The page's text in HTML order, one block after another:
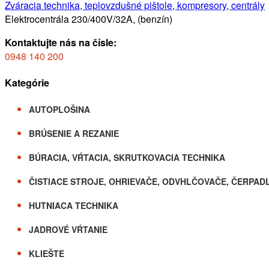
Zváracia technika, teplovzdušné pištole, kompresory, centrály
Elektrocentrála 230/400V/32A, (benzín)
Kontaktujte nás na čísle:
0948 140 200
Kategórie
AUTOPLOŠINA
BRÚSENIE A REZANIE
BÚRACIA, VŔTACIA, SKRUTKOVACIA TECHNIKA
ČISTIACE STROJE, OHRIEVAČE, ODVHLČOVAČE,
HUTNIACA TECHNIKA
JADROVÉ VŔTANIE
KLIEŠTE